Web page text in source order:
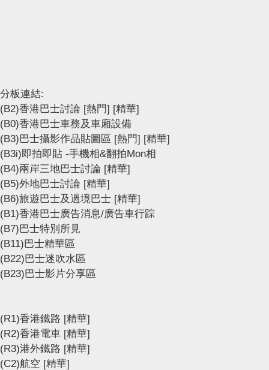
分板連結:
(B2)香港巴士討論 [熱門] [精華]
(B0)香港巴士車務及車廂設備
(B3)巴士攝影作品貼圖區 [熱門] [精華]
(B3i)即拍即貼 -手機相&翻拍Mon相
(B4)兩岸三地巴士討論 [精華]
(B5)外地巴士討論 [精華]
(B6)旅遊巴士及過境巴士 [精華]
(B1)香港巴士廣告消息/廣告車行踪
(B7)巴士特別所見
(B11)巴士精華區
(B22)巴士迷吹水區
(B23)巴士影片分享區
(R1)香港鐵路 [精華]
(R2)香港電車 [精華]
(R3)港外鐵路 [精華]
(C2)航空 [精華]